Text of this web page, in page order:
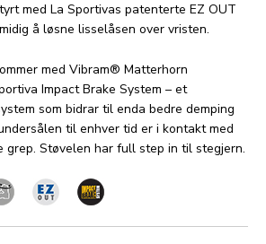
med La Sportivas patenterte EZ OUT
å løsne lisselåsen over vristen.
med Vibram® Matterhorn
Impact Brake System – et
som bidrar til enda bedre demping
til enhver tid er i kontakt med
grep. Støvelen har full step in til stegjern.